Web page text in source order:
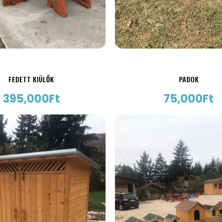
FEDETT KIÜLŐK
395,000Ft
AJÁNLATKÉRÉS
PADOK
75,000Ft